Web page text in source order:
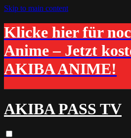
Skip to main content
Klicke hier für
Anime – Jetzt
AKIBA ANIME!
AKIBA PASS TV